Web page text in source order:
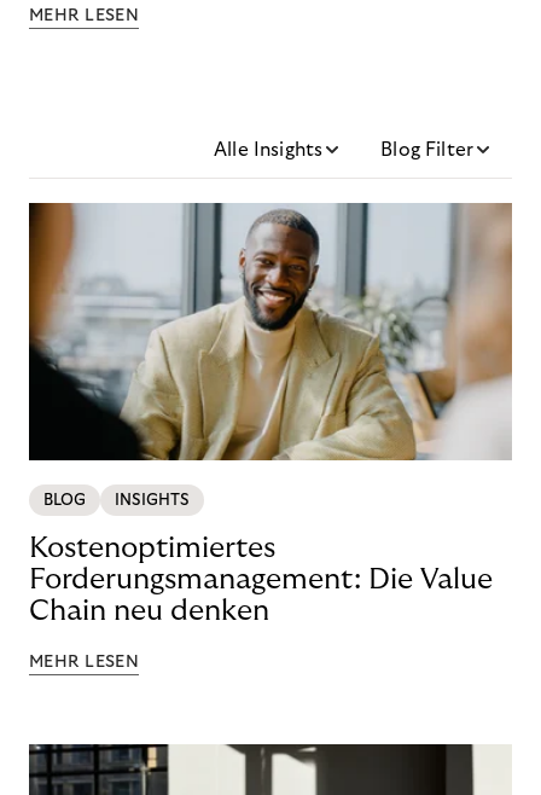
MEHR LESEN
Alle Insights Blog Filter
BLOG INSIGHTS
Kostenoptimiertes
Forderungsmanagement: Die Value
Chain neu denken
MEHR LESEN